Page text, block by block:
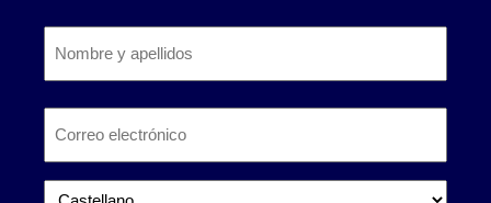
apellidos*
electrónico *
Idioma *